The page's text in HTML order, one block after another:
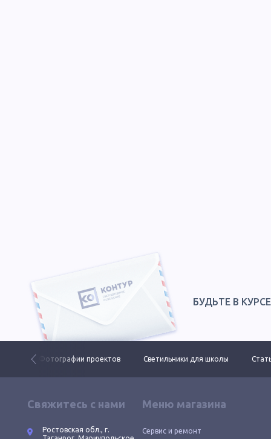
БУДЬТЕ В
Фотографии проектов Светильники для школы
Свяжитесь с нами
Ростовская обл., г.
Меню магазина
Сервис и ремонт